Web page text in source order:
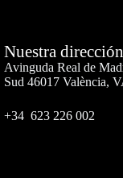
Nuestra dirección
Avinguda Real de
Sud 46017 València,
+34 623 226 002